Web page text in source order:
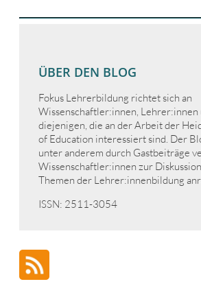
ÜBER DEN BLOG
Fokus Lehrerbildung richtet sich an
Wissenschaftler:innen, Lehrer:innen
diejenigen, die an der Arbeit der
of Education interessiert sind. Der
unter anderem durch Gastbeiträge
Wissenschaftler:innen zur
Themen der Lehrer:innenbildung
ISSN: 2511-3054